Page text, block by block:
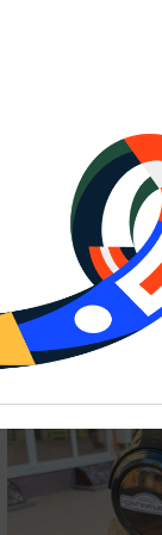
Янтарная
25.12.2025 -
Светлогорск,
ОТ 1200₽